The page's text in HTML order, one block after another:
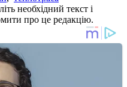
необхідний текст і
про це редакцію.